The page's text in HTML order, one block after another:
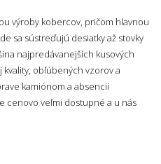
výroby kobercov, pričom hlavnou
sa sústreďujú desiatky až stovky
najpredávanejších kusových
obľúbených vzorov a
kamiónom a absencii
cenovo veľmi dostupné a u nás